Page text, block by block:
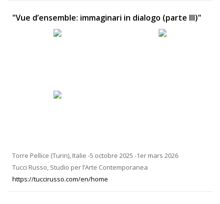
" Vue d’ensemble: immaginari in dialogo (parte III)"
Torre Pellice (Turin), Italie -5 octobre 2025 -1er mars 2026
Tucci Russo, Studio per l’Arte Contemporanea
https://tuccirusso.com/en/home